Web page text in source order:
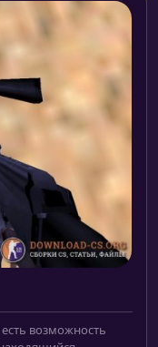
возможность